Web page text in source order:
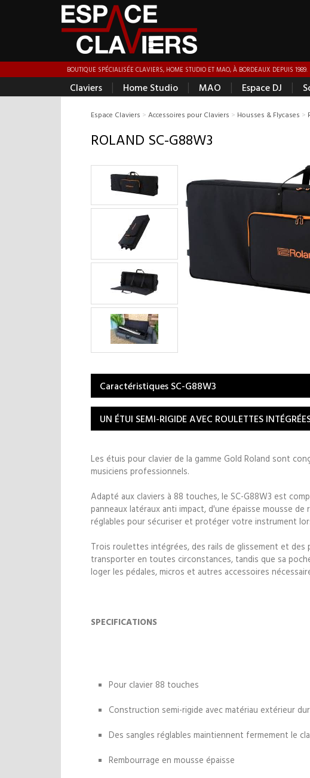
BOUTIQUE SPÉCIALISÉE CLAVIERS, HOME STUDIO ET MAO, À BORDEAUX DEPUIS 1989.
Claviers | Home Studio | MAO | Espace DJ |
Espace Claviers > Accessoires pour Claviers > Housses & Flycases >
ROLAND SC-G88W3
Caractéristiques SC-G88W3
UN ÉTUI SEMI-RIGIDE AVEC ROULETTES
Les étuis pour clavier de la gamme Gold Roland sont
musiciens professionnels.
Adapté aux claviers à 88 touches, le SC-G88W3 est
panneaux latéraux anti impact, d'une épaisse mousse
réglables pour sécuriser et protéger votre instrument
Trois roulettes intégrées, des rails de glissement et
transporter en toutes circonstances, tandis que sa
loger les pédales, micros et autres accessoires
SPECIFICATIONS
Pour clavier 88 touches
Construction semi-rigide avec matériau extérieur
Des sangles réglables maintiennent fermement le
Rembourrage en mousse épaisse